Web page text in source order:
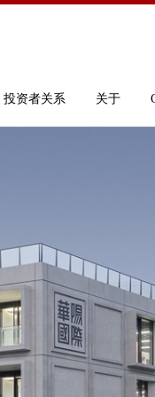
投资者关系 关于